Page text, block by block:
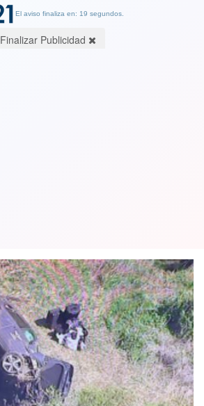
El aviso finaliza en: 19 segundos.
Finalizar Publicidad